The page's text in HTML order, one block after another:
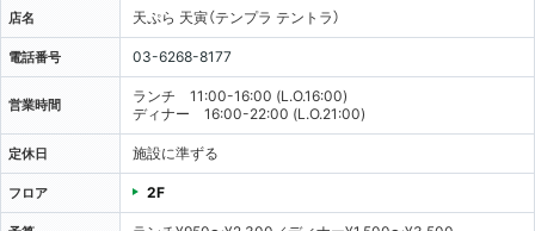
店名 天ぷら 天寅（テンプラ テントラ）
電話番号 03-6268-8177
営業時間
ランチ 11:00-16:00 (L.O.16:00)
ディナー 16:00-22:00 (L.O.21:00)
定休日 施設に準ずる
フロア 2F